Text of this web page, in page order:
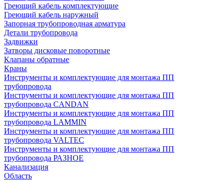
Греющий кабель комплектующие
Греющий кабель наружный
Запорная трубопроводная арматура
Детали трубопровода
Задвижки
Затворы дисковые поворотные
Клапаны обратные
Краны
Инструменты и комплектующие для монтажа ПП
трубопровода
Инструменты и комплектующие для монтажа ПП
трубопровода CANDAN
Инструменты и комплектующие для монтажа ПП
трубопровода LAMMIN
Инструменты и комплектующие для монтажа ПП
трубопровода VALTEC
Инструменты и комплектующие для монтажа ПП
трубопровода РАЗНОЕ
Канализация
Область